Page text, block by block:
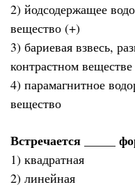
2) йодсодержащее
вещество (+)
3) бариевая взвесь,
контрастном веществе
4) парамагнитное
вещество
Встречается _____
1) квадратная
2) линейная